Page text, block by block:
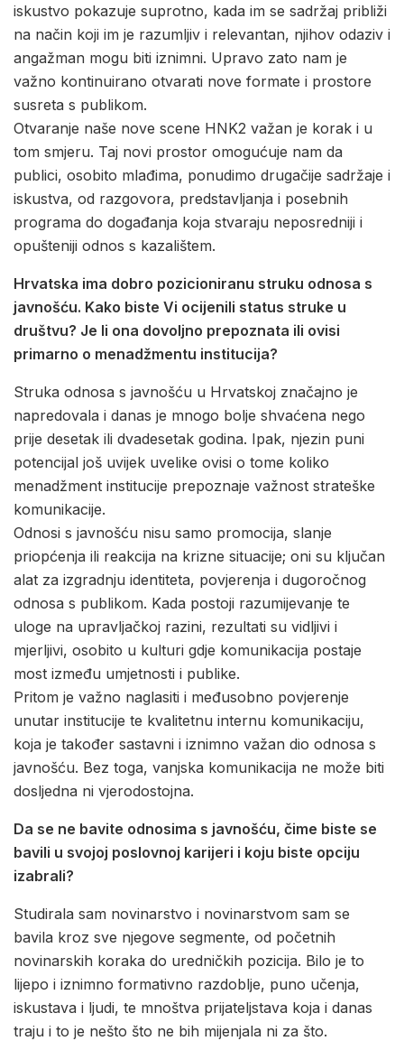
iskustvo pokazuje suprotno, kada im se sadržaj približi
na način koji im je razumljiv i relevantan, njihov odaziv i
angažman mogu biti iznimni. Upravo zato nam je
važno kontinuirano otvarati nove formate i prostore
susreta s publikom.
Otvaranje naše nove scene HNK2 važan je korak i u
tom smjeru. Taj novi prostor omogućuje nam da
publici, osobito mlađima, ponudimo drugačije sadržaje i
iskustva, od razgovora, predstavljanja i posebnih
programa do događanja koja stvaraju neposredniji i
opušteniji odnos s kazalištem.
Hrvatska ima dobro pozicioniranu struku odnosa s
javnošću. Kako biste Vi ocijenili status struke u
društvu? Je li ona dovoljno prepoznata ili ovisi
primarno o menadžmentu institucija?
Struka odnosa s javnošću u Hrvatskoj značajno je
napredovala i danas je mnogo bolje shvaćena nego
prije desetak ili dvadesetak godina. Ipak, njezin puni
potencijal još uvijek uvelike ovisi o tome koliko
menadžment institucije prepoznaje važnost strateške
komunikacije.
Odnosi s javnošću nisu samo promocija, slanje
priopćenja ili reakcija na krizne situacije; oni su ključan
alat za izgradnju identiteta, povjerenja i dugoročnog
odnosa s publikom. Kada postoji razumijevanje te
uloge na upravljačkoj razini, rezultati su vidljivi i
mjerljivi, osobito u kulturi gdje komunikacija postaje
most između umjetnosti i publike.
Pritom je važno naglasiti i međusobno povjerenje
unutar institucije te kvalitetnu internu komunikaciju,
koja je također sastavni i iznimno važan dio odnosa s
javnošću. Bez toga, vanjska komunikacija ne može biti
dosljedna ni vjerodostojna.
Da se ne bavite odnosima s javnošću, čime biste se
bavili u svojoj poslovnoj karijeri i koju biste opciju
izabrali?
Studirala sam novinarstvo i novinarstvom sam se
bavila kroz sve njegove segmente, od početnih
novinarskih koraka do uredničkih pozicija. Bilo je to
lijepo i iznimno formativno razdoblje, puno učenja,
iskustava i ljudi, te mnoštva prijateljstava koja i danas
traju i to je nešto što ne bih mijenjala ni za što.